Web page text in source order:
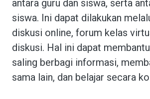
antara guru dan siswa, serta
siswa. Ini dapat dilakukan
diskusi online, forum kelas
diskusi. Hal ini dapat
saling berbagi informasi,
sama lain, dan belajar secara